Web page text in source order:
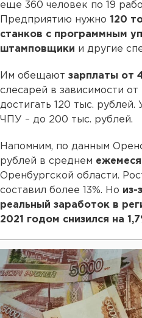
еще 360 человек по 19
Предприятию нужно 120
станков с программным
штамповщики и другие
Им обещают зарплаты от
слесарей в зависимости
достигать 120 тыс.
ЧПУ – до 200 тыс. рублей.
Напомним, по данным
рублей в среднем
Оренбургской области.
составил более 13%. Но из-
реальный заработок в
2021 годом снизился на